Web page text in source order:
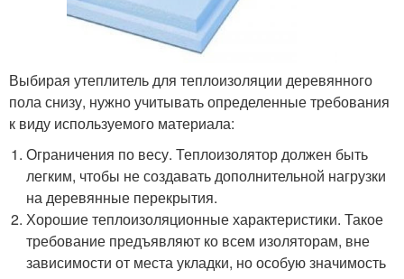
Выбирая утеплитель для теплоизоляции деревянного
пола снизу, нужно учитывать определенные требования
к виду используемого материала:
Ограничения по весу. Теплоизолятор должен быть
легким, чтобы не создавать дополнительной нагрузки
на деревянные перекрытия.
Хорошие теплоизоляционные характеристики. Такое
требование предъявляют ко всем изоляторам, вне
зависимости от места укладки, но особую значимость